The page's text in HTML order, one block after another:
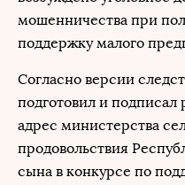
мошенничества при
поддержку малого
Согласно версии
подготовил и
адрес министерства
продовольствия
сына в конкурсе по